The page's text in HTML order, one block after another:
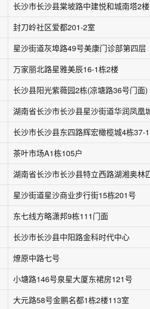
长沙市长沙县棠坡路中建悦和城南塔2楼
封刀岭社区爱都201-2室
星沙街道灰埠路49号美康门诊部第四层
万家丽北路星雅美辰16-1栋2楼
长沙县阳光紫薇园2栋(凉塘路36号门面)
茶叶市场A1栋105户
星沙街道星沙商业步行街15栋201号
东七线方略潇邦9栋111门面
长沙市长沙县中阳路金科时代中心
燎原中路七号
小塘路146号泉星大厦东裙房121号
大元路58号金鹏名都1栋2楼113室